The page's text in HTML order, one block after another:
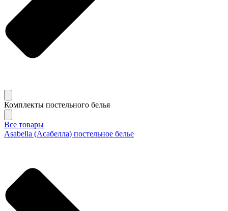
Комплекты постельного белья
Все товары
Asabella (Асабелла) постельное белье